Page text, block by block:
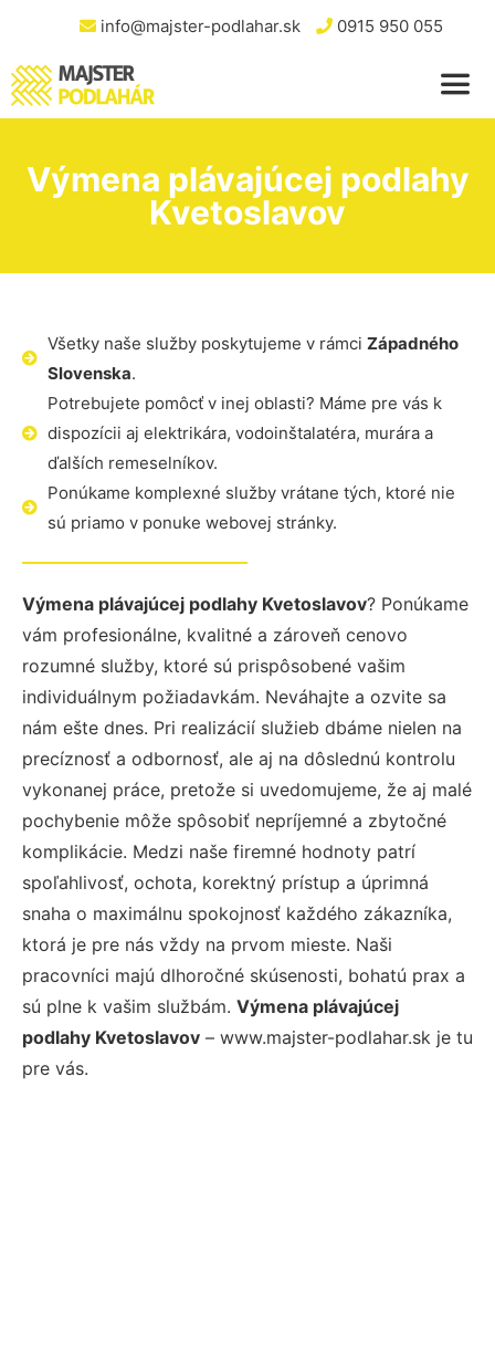
info@majster-podlahar.sk 0915 950 055
Výmena plávajúcej podlahy
Kvetoslavov
Všetky naše služby poskytujeme v rámci Západného
Slovenska.
Potrebujete pomôcť v inej oblasti? Máme pre vás k
dispozícii aj elektrikára, vodoinštalatéra, murára a
ďalších remeselníkov.
Ponúkame komplexné služby vrátane tých, ktoré nie
sú priamo v ponuke webovej stránky.
Výmena plávajúcej podlahy Kvetoslavov? Ponúkame
vám profesionálne, kvalitné a zároveň cenovo
rozumné služby, ktoré sú prispôsobené vašim
individuálnym požiadavkám. Neváhajte a ozvite sa
nám ešte dnes. Pri realizácií služieb dbáme nielen na
precíznosť a odbornosť, ale aj na dôslednú kontrolu
vykonanej práce, pretože si uvedomujeme, že aj malé
pochybenie môže spôsobiť nepríjemné a zbytočné
komplikácie. Medzi naše firemné hodnoty patrí
spoľahlivosť, ochota, korektný prístup a úprimná
snaha o maximálnu spokojnosť každého zákazníka,
ktorá je pre nás vždy na prvom mieste. Naši
pracovníci majú dlhoročné skúsenosti, bohatú prax a
sú plne k vašim službám. Výmena plávajúcej
podlahy Kvetoslavov – www.majster-podlahar.sk je tu
pre vás.